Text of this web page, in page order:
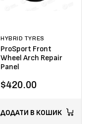
HYBRID TYRES
ProSport Front
Wheel Arch Repair
Panel
$420.00
ДОДАТИ В КОШИК